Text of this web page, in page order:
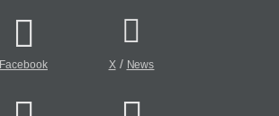
Facebook X/ News